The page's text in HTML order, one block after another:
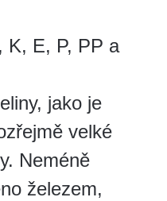
K, E, P, PP a
jako je
velké
Neméně
železem,